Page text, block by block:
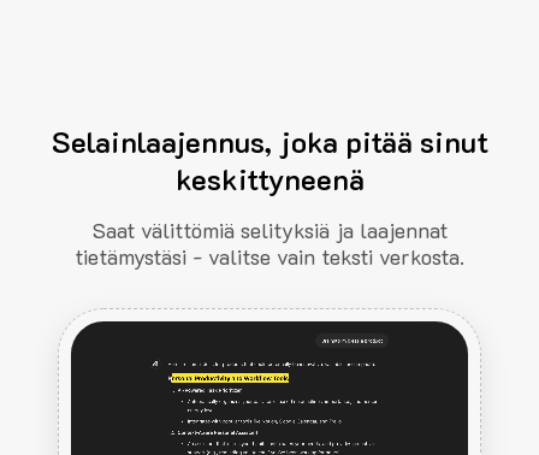
Selainlaajennus, joka pitää sinut
keskittyneenä
Saat välittömiä selityksiä ja laajennat
tietämystäsi - valitse vain teksti verkosta.